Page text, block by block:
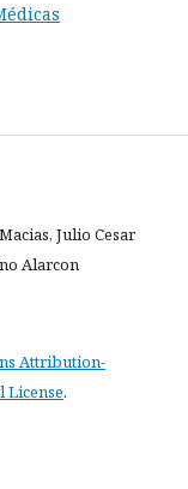
Julio Cesar
Alarcon
Attribution-
License.